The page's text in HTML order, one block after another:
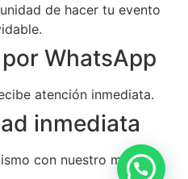
de hacer tu evento
WhatsApp
atención inmediata.
inmediata
con nuestro mariachi.